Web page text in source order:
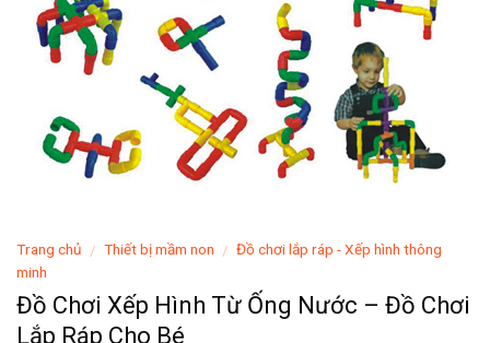
Trang chủ / Thiết bị mầm non / Đồ chơi lắp ráp - Xếp hình thông
minh
Đồ Chơi Xếp Hình Từ Ống Nước – Đồ Chơi
Lắp Ráp Cho Bé